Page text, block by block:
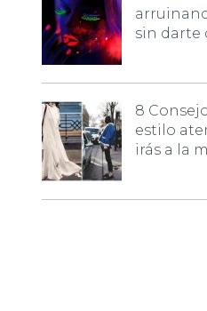
sin darte
8
estilo
irás a la